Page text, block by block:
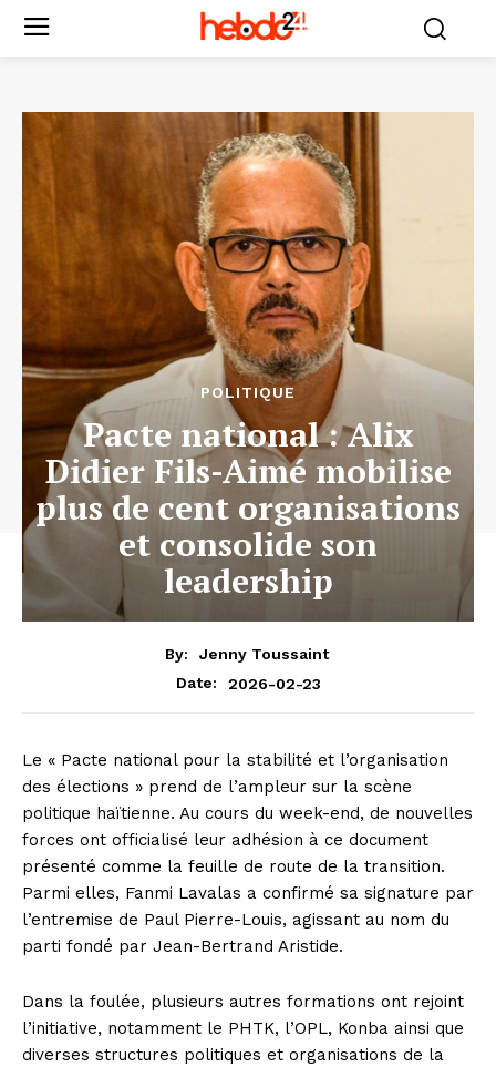
POLITIQUE
Pacte national : Alix
Didier Fils-Aimé mobilise
plus de cent organisations
et consolide son
leadership
By:
Jenny Toussaint
Date:
2026-02-23
Le « Pacte national pour la stabilité et l’organisation
des élections » prend de l’ampleur sur la scène
politique haïtienne. Au cours du week-end, de nouvelles
forces ont officialisé leur adhésion à ce document
présenté comme la feuille de route de la transition.
Parmi elles, Fanmi Lavalas a confirmé sa signature par
l’entremise de Paul Pierre-Louis, agissant au nom du
parti fondé par Jean-Bertrand Aristide.
Dans la foulée, plusieurs autres formations ont rejoint
l’initiative, notamment le PHTK, l’OPL, Konba ainsi que
diverses structures politiques et organisations de la